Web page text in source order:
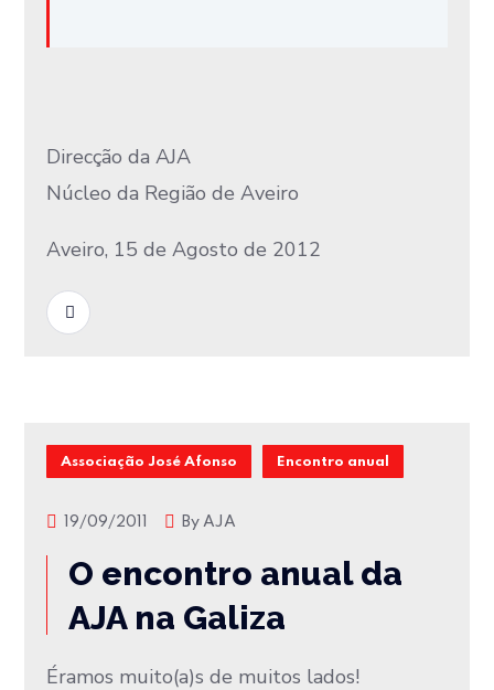
Direcção da AJA
Núcleo da Região de Aveiro
Aveiro, 15 de Agosto de 2012
Associação José Afonso Encontro anual
19/09/2011 ByAJA
O encontro anual da
AJA na Galiza
Éramos muito(a)s de muitos lados!